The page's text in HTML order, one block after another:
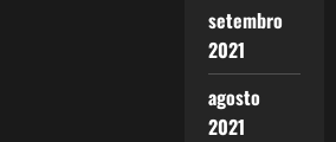
setembro
2021
agosto
2021